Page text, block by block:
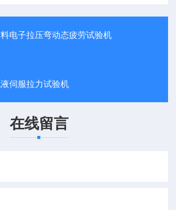
电子拉压弯动态疲劳试验机
伺服拉力试验机
在线留言